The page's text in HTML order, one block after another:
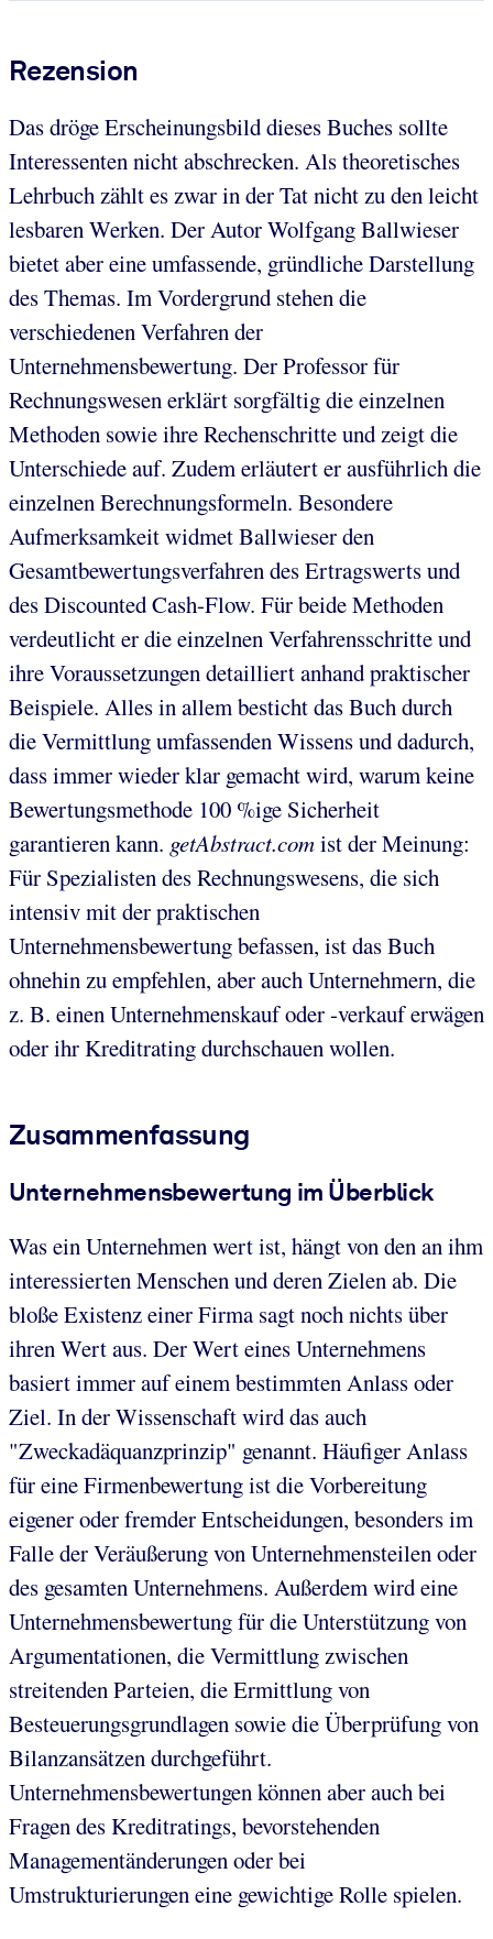
Rezension
Das dröge Erscheinungsbild dieses Buches sollte
Interessenten nicht abschrecken. Als theoretisches
Lehrbuch zählt es zwar in der Tat nicht zu den leicht
lesbaren Werken. Der Autor Wolfgang Ballwieser
bietet aber eine umfassende, gründliche Darstellung
des Themas. Im Vordergrund stehen die
verschiedenen Verfahren der
Unternehmensbewertung. Der Professor für
Rechnungswesen erklärt sorgfältig die einzelnen
Methoden sowie ihre Rechenschritte und zeigt die
Unterschiede auf. Zudem erläutert er ausführlich die
einzelnen Berechnungsformeln. Besondere
Aufmerksamkeit widmet Ballwieser den
Gesamtbewertungsverfahren des Ertragswerts und
des Discounted Cash-Flow. Für beide Methoden
verdeutlicht er die einzelnen Verfahrensschritte und
ihre Voraussetzungen detailliert anhand praktischer
Beispiele. Alles in allem besticht das Buch durch
die Vermittlung umfassenden Wissens und dadurch,
dass immer wieder klar gemacht wird, warum keine
Bewertungsmethode 100 %ige Sicherheit
garantieren kann. getAbstract.comist der Meinung:
Für Spezialisten des Rechnungswesens, die sich
intensiv mit der praktischen
Unternehmensbewertung befassen, ist das Buch
ohnehin zu empfehlen, aber auch Unternehmern, die
z. B. einen Unternehmenskauf oder -verkauf erwägen
oder ihr Kreditrating durchschauen wollen.
Zusammenfassung
Unternehmensbewertung im Überblick
Was ein Unternehmen wert ist, hängt von den an ihm
interessierten Menschen und deren Zielen ab. Die
bloße Existenz einer Firma sagt noch nichts über
ihren Wert aus. Der Wert eines Unternehmens
basiert immer auf einem bestimmten Anlass oder
Ziel. In der Wissenschaft wird das auch
"Zweckadäquanzprinzip" genannt. Häufiger Anlass
für eine Firmenbewertung ist die Vorbereitung
eigener oder fremder Entscheidungen, besonders im
Falle der Veräußerung von Unternehmensteilen oder
des gesamten Unternehmens. Außerdem wird eine
Unternehmensbewertung für die Unterstützung von
Argumentationen, die Vermittlung zwischen
streitenden Parteien, die Ermittlung von
Besteuerungsgrundlagen sowie die Überprüfung von
Bilanzansätzen durchgeführt.
Unternehmensbewertungen können aber auch bei
Fragen des Kreditratings, bevorstehenden
Managementänderungen oder bei
Umstrukturierungen eine gewichtige Rolle spielen.